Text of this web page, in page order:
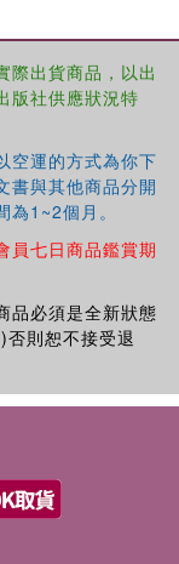
際出貨商品，以出
版社供應狀況特
空運的方式為你下
書與其他商品分開
1~2個月。
員七日商品鑑賞期
品必須是全新狀態
則恕不接受退